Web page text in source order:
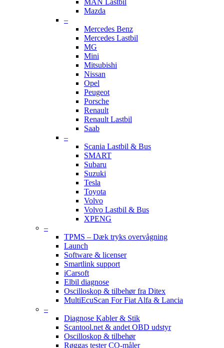
MAN Lastbil
Mazda
–
Mercedes Benz
Mercedes Lastbil
MG
Mini
Mitsubishi
Nissan
Opel
Peugeot
Porsche
Renault
Renault Lastbil
Saab
–
Scania Lastbil & Bus
SMART
Subaru
Suzuki
Tesla
Toyota
Volvo
Volvo Lastbil & Bus
XPENG
–
TPMS – Dæk tryks overvågning
Launch
Software & licenser
Smartlink support
iCarsoft
Elbil diagnose
Oscilloskop & tilbehør fra Ditex
MultiEcuScan For Fiat Alfa & Lancia
–
Diagnose Kabler & Stik
Scantool.net & andet OBD udstyr
Oscilloskop & tilbehør
Røggas tester CO-måler